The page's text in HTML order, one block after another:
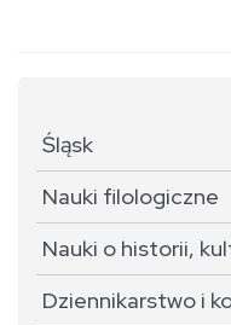
Śląsk
Nauki filologiczne
Nauki o historii,
Dziennikarstwo i